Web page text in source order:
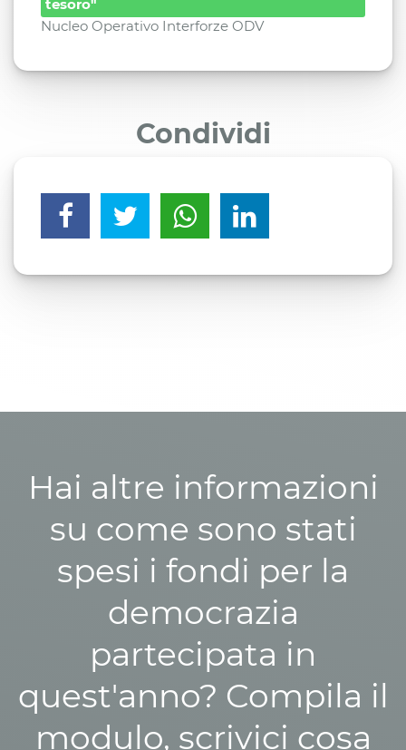
tesoro"
Nucleo Operativo Interforze ODV
Condividi
Hai altre informazioni
su come sono stati
spesi i fondi per la
democrazia
partecipata in
quest'anno? Compila il
modulo, scrivici cosa